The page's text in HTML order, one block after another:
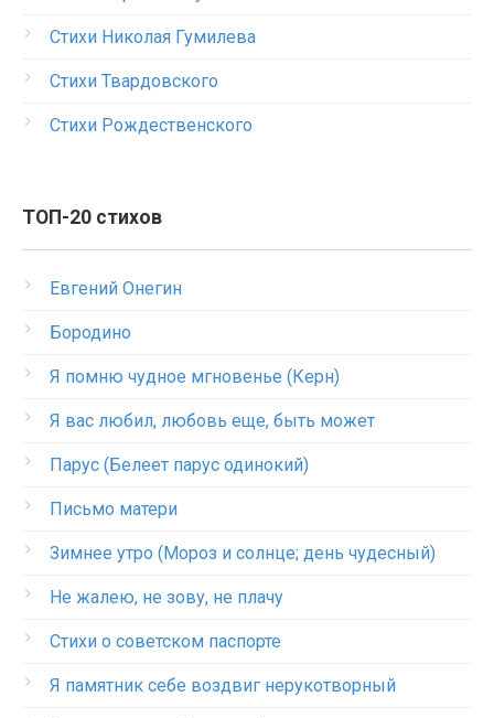
Стихи Николая Гумилева
Стихи Твардовского
Стихи Рождественского
ТОП-20 стихов
Евгений Онегин
Бородино
Я помню чудное мгновенье (Керн)
Я вас любил, любовь еще, быть может
Парус (Белеет парус одинокий)
Письмо матери
Зимнее утро (Мороз и солнце; день чудесный)
Не жалею, не зову, не плачу
Стихи о советском паспорте
Я памятник себе воздвиг нерукотворный